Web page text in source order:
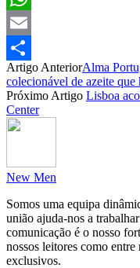
WhatsApp
Email
Partilhar
Artigo AnteriorAlma
colecionável de azeite
Próximo Artigo Lisboa
Center
New Men
Somos uma equipa
união ajuda-nos a
comunicação é o nosso
nossos leitores como
exclusivos.